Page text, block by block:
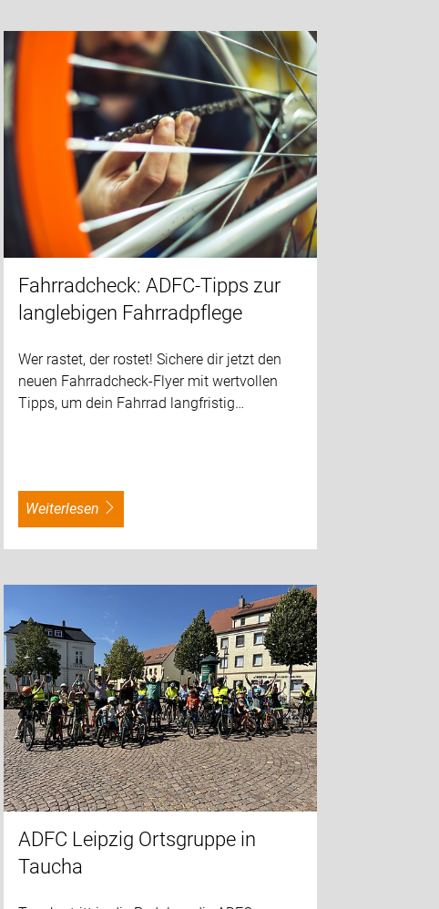
Fahrradcheck: ADFC-Tipps zur
langlebigen Fahrradpflege
Wer rastet, der rostet! Sichere dir jetzt den
neuen Fahrradcheck-Flyer mit wertvollen
Tipps, um dein Fahrrad langfristig…
weiterlesen
ADFC Leipzig Ortsgruppe in
Taucha